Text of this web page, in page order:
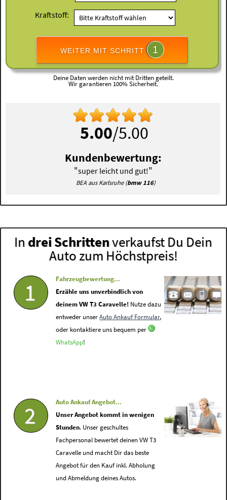
Kraftstoff:
WEITER MIT SCHRITT 1
Deine Daten werden nicht mit Dritten geteilt.
Wir garantieren 100% Sicherheit.
5.00/5.00
Kundenbewertung:
"super leicht und gut!"
BEA aus Karlsruhe (bmw 116)
In drei Schrittenverkaufst Du Dein
Auto zum Höchstpreis!
1
Fahrzeugbewertung...
Erzähle uns unverbindlich von
deinem VW T3 Caravelle! Nutze dazu
entweder unserAuto Ankauf Formular,
oder kontaktiere uns bequem per
WhatsApp!
2
Auto Ankauf Angebot...
Unser Angebot kommt in wenigen
Stunden. Unser geschultes
Fachpersonal bewertet deinen VW T3
Caravelle und macht Dir das beste
Angebot für den Kauf inkl. Abholung
und Abmeldung deines Autos.